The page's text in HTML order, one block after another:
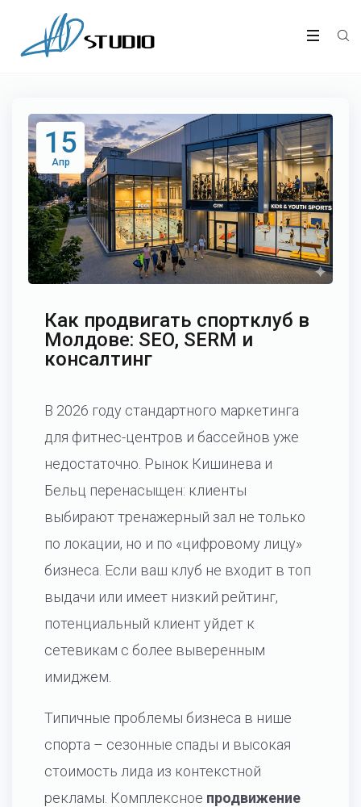
15
Апр
Как продвигать спортклуб в
Молдове: SEO, SERM и
консалтинг
В 2026 году стандартного маркетинга
для фитнес-центров и бассейнов уже
недостаточно. Рынок Кишинева и
Бельц перенасыщен: клиенты
выбирают тренажерный зал не только
по локации, но и по «цифровому лицу»
бизнеса. Если ваш клуб не входит в топ
выдачи или имеет низкий рейтинг,
потенциальный клиент уйдет к
сетевикам с более выверенным
имиджем.
Типичные проблемы бизнеса в нише
спорта – сезонные спады и высокая
стоимость лида из контекстной
рекламы. Комплексное продвижение